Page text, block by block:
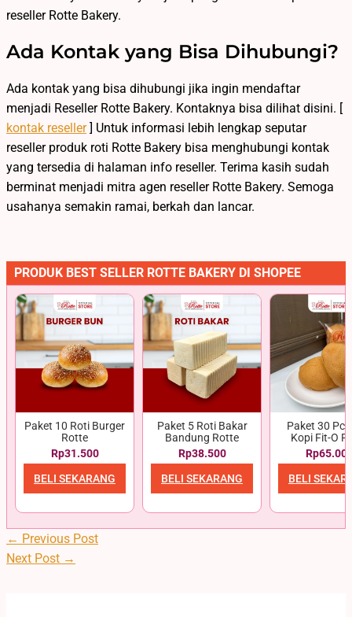
reseller Rotte Bakery.
Ada Kontak yang Bisa Dihubungi?
Ada kontak yang bisa dihubungi jika ingin mendaftar
menjadi Reseller Rotte Bakery. Kontaknya bisa dilihat disini. [
kontak reseller] Untuk informasi lebih lengkap seputar
reseller produk roti Rotte Bakery bisa menghubungi kontak
yang tersedia di halaman info reseller. Terima kasih sudah
berminat menjadi mitra agen reseller Rotte Bakery. Semoga
usahanya semakin ramai, berkah dan lancar.
PRODUK BEST SELLER ROTTE BAKERY DI SHOPEE
Paket 10 Roti Burger
Rotte
Rp31.500
BELI SEKARANG
Paket 5 Roti Bakar
Bandung Rotte
Rp38.500
BELI SEKARANG
Paket 30
Kopi Fit-O
BELI
← Previous Post
Next Post →